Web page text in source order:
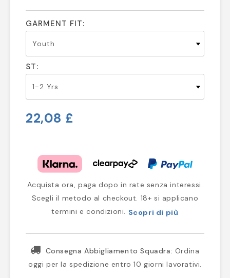
GARMENT FIT:
ST:
22,08 £
Acquista ora, paga dopo in rate senza interessi.
Scegli il metodo al checkout. 18+ si applicano
termini e condizioni. Scopri di più
Consegna Abbigliamento Squadra: Ordina
oggi per la spedizione entro 10 giorni lavorativi.